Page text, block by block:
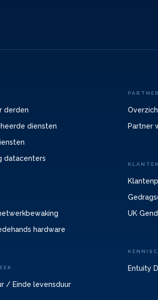
derden
diensten
datacenters
hardware
/ Einde levensduur
Partner
UK
Entuity